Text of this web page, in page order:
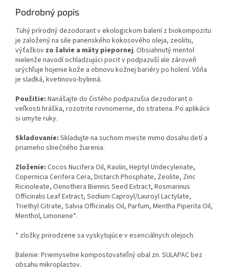
Podrobný popis
Tuhý prírodný dezodorant v ekologickom balení z biokompozitu
je založený na sile panenského kokosového oleja, zeolitu,
výťažkov zo šalvie a mäty piepornej. Obsiahnutý mentol
nielenže navodí ochladzujúci pocit v podpazuší ale zároveň
urýchľuje hojenie kože a obnovu kožnej bariéry po holení. Vôňa
je sladká, kvetinovo-bylinná.
Použitie: Nanášajte do čistého podpazušia dezodorant o
veľkosti hráška, rozotrite rovnomerne, do stratena. Po aplikácii
si umyte ruky.
Skladovanie: Skladujte na suchom mieste mimo dosahu detí a
priameho slnečného žiarenia.
Zloženie: Cocos Nucifera Oil, Kaolin, Heptyl Undecylenate,
Copernicia Cerifera Cera, Distarch Phosphate, Zeolite, Zinc
Ricinoleate, Oenothera Biennis Seed Extract, Rosmarinus
Officinalis Leaf Extract, Sodium Caproyl/Lauroyl Lactylate,
Triethyl Citrate, Salvia Officinalis Oil, Parfum, Mentha Piperita Oil,
Menthol, Limonene*.
* zložky prirodzene sa vyskytujúce v esenciálnych olejoch.
Balenie: Priemyselne kompostovateľný obal zn. SULAPAC bez
obsahu mikroplastov.